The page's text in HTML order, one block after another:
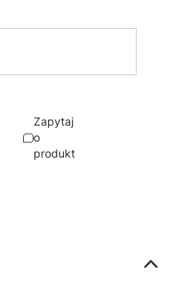
Zapytaj
o
produkt